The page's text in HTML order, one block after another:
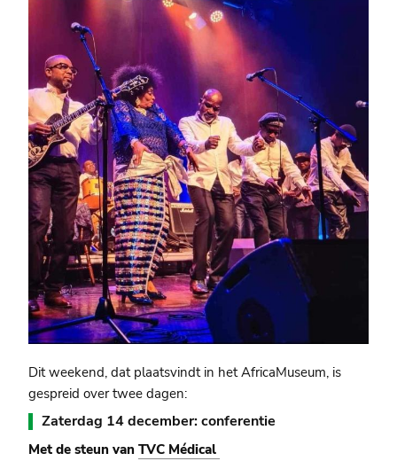
Dit weekend, dat plaatsvindt in het AfricaMuseum, is
gespreid over twee dagen:
Zaterdag 14 december: conferentie
Met de steun vanTVC Médical